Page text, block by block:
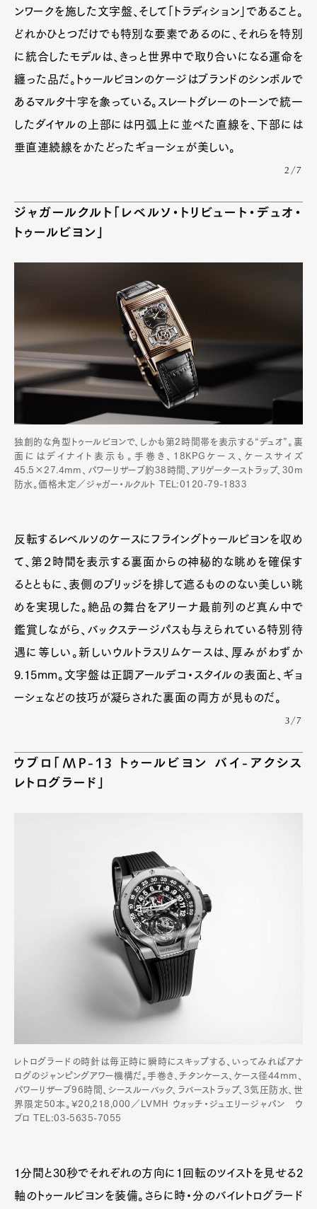
ンワークを施した文字盤、そして「トラディション」であること。
どれかひとつだけでも特別な要素であるのに、それらを特別
に統合したモデルは、きっと世界中で取り合いになる運命を
纏った品だ。トゥールビヨンのケージはブランドのシンボルで
あるマルタ十字を象っている。スレートグレーのトーンで統一
したダイヤルの上部には円弧上に並べた直線を、下部には
垂直連続線をかたどったギョーシェが美しい。
2/7
ジャガールクルト「レベルソ・トリビュート・デュオ・
トゥールビヨン」
独創的な角型トゥールビヨンで、しかも第2時間帯を表示する“デュオ”。裏
面にはデイナイト表示も。手巻き、18KPGケース、ケースサイズ
45.5×27.4mm、パワーリザーブ約38時間、アリゲーターストラップ、30m
防水。価格未定／ジャガー・ルクルト TEL:0120-79-1833
反転するレベルソのケースにフライングトゥールビヨンを収め
て、第２時間を表示する裏面からの神秘的な眺めを確保す
るとともに、表側のブリッジを排して遮るもののない美しい眺
めを実現した。絶品の舞台をアリーナ最前列のど真ん中で
鑑賞しながら、バックステージパスも与えられている特別待
遇に等しい。新しいウルトラスリムケースは、厚みがわずか
9.15mm。文字盤は正調アールデコ・スタイルの表面と、ギョ
ーシェなどの技巧が凝らされた裏面の両方が見ものだ。
3/7
ウブロ「MP-13 トゥールビヨン バイ-アクシス
レトログラード」
レトログラードの時針は毎正時に瞬時にスキップする、いってみればアナ
ログのジャンピングアワー機構だ。手巻き、チタンケース、ケース径44mm、
パワーリザーブ96時間、シースルーバック、ラバーストラップ、3気圧防水、世
界限定50本。¥20,218,000／LVMH ウォッチ・ジュエリージャパン ウ
ブロ TEL:03-5635-7055
1分間と30秒でそれぞれの方向に1回転のツイストを見せる2
軸のトゥールビヨンを装備。さらに時・分のバイレトログラード